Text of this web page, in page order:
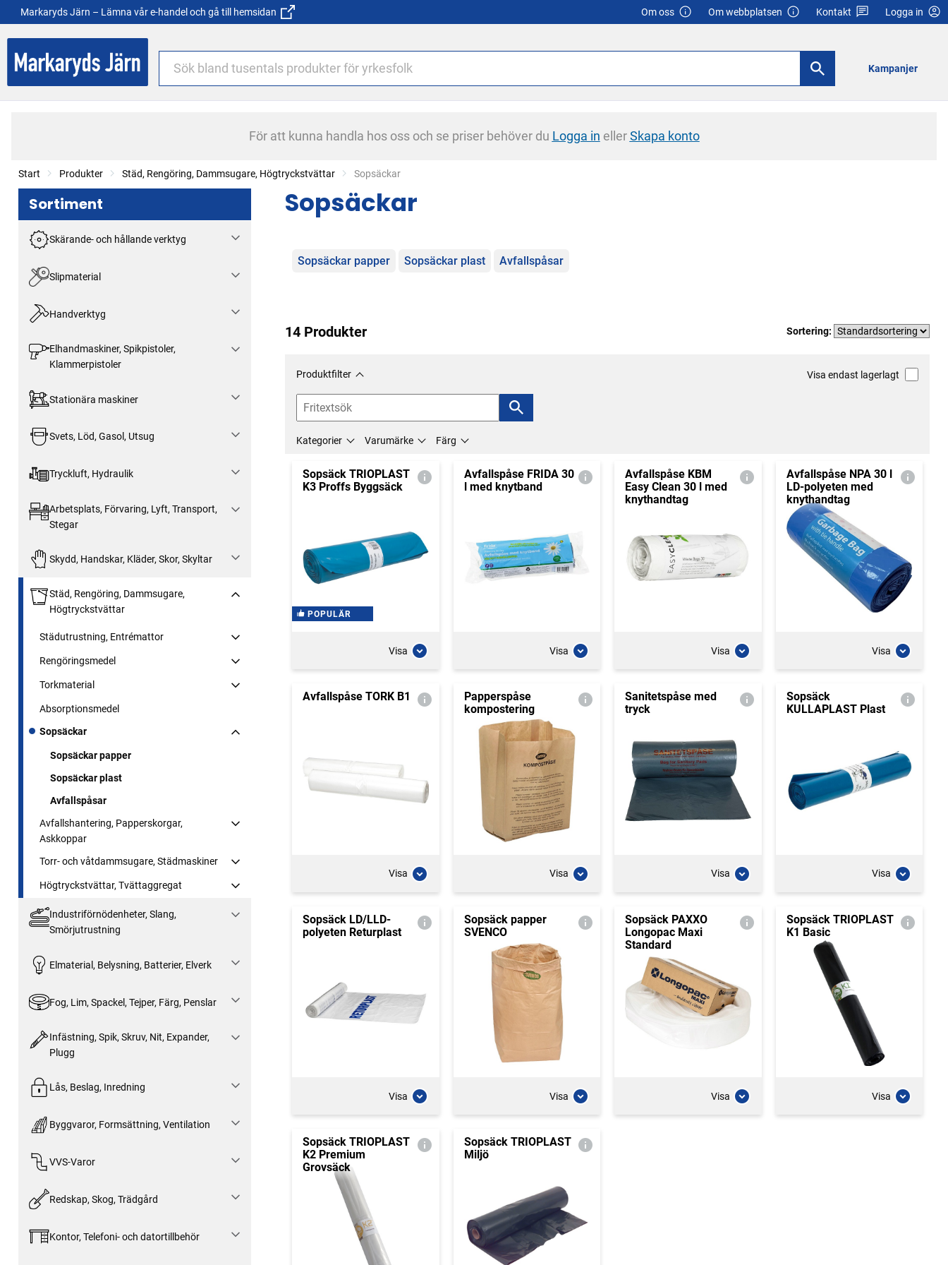
Markaryds Järn – Lämna vår e-handel och gå till hemsidan Om oss Om webbplatsen Kontakt Logga in
Kampanjer
För att kunna handla hos oss och se priser behöver du Logga in ellerSkapa konto
Start Produkter Städ, Rengöring, Dammsugare, Högtryckstvättar Current:
Sopsäckar
Sortiment
Skärande- och hållande verktyg
Slipmaterial
Handverktyg
Elhandmaskiner, Spikpistoler,
Klammerpistoler
Stationära maskiner
Svets, Löd, Gasol, Utsug
Tryckluft, Hydraulik
Arbetsplats, Förvaring, Lyft, Transport,
Stegar
Skydd, Handskar, Kläder, Skor, Skyltar
Städ, Rengöring, Dammsugare,
Högtryckstvättar
Städutrustning, Entrémattor
Rengöringsmedel
Torkmaterial
Absorptionsmedel
Sopsäckar
Sopsäckar papper
Sopsäckar plast
Avfallspåsar
Avfallshantering, Papperskorgar,
Askkoppar
Torr- och våtdammsugare, Städmaskiner
Högtryckstvättar, Tvättaggregat
Industriförnödenheter, Slang,
Smörjutrustning
Elmaterial, Belysning, Batterier, Elverk
Fog, Lim, Spackel, Tejper, Färg, Penslar
Infästning, Spik, Skruv, Nit, Expander,
Plugg
Lås, Beslag, Inredning
Byggvaror, Formsättning, Ventilation
VVS-Varor
Redskap, Skog, Trädgård
Kontor, Telefoni- och datortillbehör
Sopsäckar
Kategorier
Sopsäckar papper Sopsäckar plast Avfallspåsar
14 Produkter Sortering:
Produktfilter Visa endast lagerlagt
Kategorier Varumärke Färg
Sopsäck TRIOPLAST
K3 Proffs Byggsäck
POPULÄR
Visa
Avfallspåse FRIDA 30
l med knytband
Visa
Avfallspåse KBM
Easy Clean 30 l med
knythandtag
Visa
Avfallspåse NPA 30 l
LD-polyeten med
knythandtag
Visa
Avfallspåse TORK B1
Visa
Papperspåse
kompostering
Visa
Sanitetspåse med
tryck
Visa
Sopsäck
KULLAPLAST Plast
Visa
Sopsäck LD/LLD-
polyeten Returplast
Visa
Sopsäck papper
SVENCO
Visa
Sopsäck PAXXO
Longopac Maxi
Standard
Visa
Sopsäck TRIOPLAST
K1 Basic
Visa
Sopsäck TRIOPLAST
K2 Premium
Grovsäck
Sopsäck TRIOPLAST
Miljö